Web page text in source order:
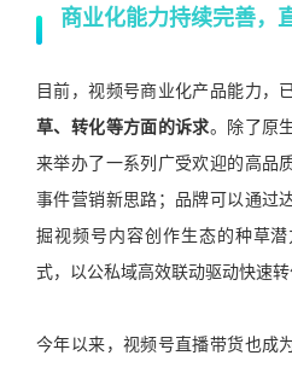
商业化能力持续完善，
目前，视频号商业化产品能力，
草、转化等方面的诉求。除了原
来举办了一系列广受欢迎的高品
事件营销新思路；品牌可以通过
掘视频号内容创作生态的种草
式，以公私域高效联动驱动快速转
今年以来，视频号直播带货也成